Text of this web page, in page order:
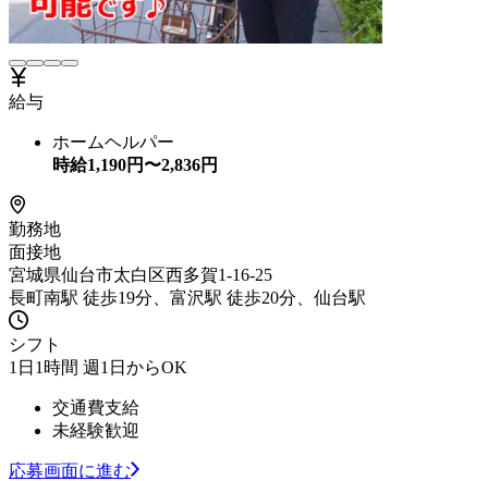
給与
ホームヘルパー
時給1,190円〜2,836円
勤務地
面接地
宮城県仙台市太白区西多賀1-16-25
長町南駅 徒歩19分、富沢駅 徒歩20分、仙台駅
シフト
1日1時間 週1日からOK
交通費支給
未経験歓迎
応募画面に進む